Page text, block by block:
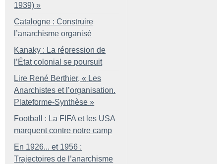
1939) »
Catalogne : Construire
l’anarchisme organisé
Kanaky : La répression de
l’État colonial se poursuit
Lire René Berthier, « Les
Anarchistes et l’organisation.
Plateforme-Synthèse »
Football : La FIFA et les USA
marquent contre notre camp
En 1926... et 1956 :
Trajectoires de l’anarchisme